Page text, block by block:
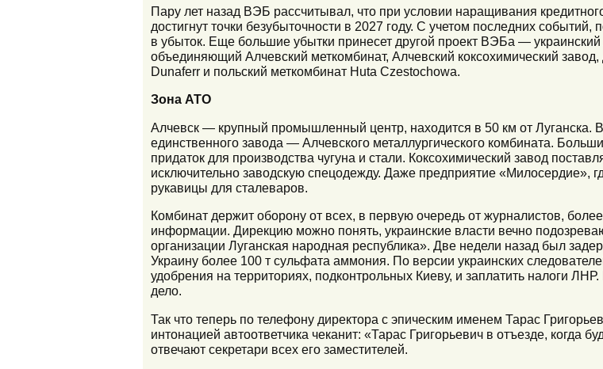
Пару лет назад ВЭБ рассчитывал, что при условии наращивания
достигнут точки безубыточности в 2027 году. С учетом последних
в убыток. Еще большие убытки принесет другой проект ВЭБа —
объединяющий Алчевский меткомбинат, Алчевский коксохимический
Dunaferr и польский меткомбинат Huta Czestochowa.
Зона АТО
Алчевск — крупный промышленный центр, находится в 50 км от Луганска.
единственного завода — Алчевского металлургического комбината.
придаток для производства чугуна и стали. Коксохимический завод
исключительно заводскую спецодежду. Даже предприятие «Милосердие»,
рукавицы для сталеваров.
Комбинат держит оборону от всех, в первую очередь от журналистов, более
информации. Дирекцию можно понять, украинские власти вечно
организации Луганская народная республика». Две недели назад был
Украину более 100 т сульфата аммония. По версии украинских
удобрения на территориях, подконтрольных Киеву, и заплатить налоги
дело.
Так что теперь по телефону директора с эпическим именем Тарас
интонацией автоответчика чеканит: «Тарас Григорьевич в отъезде, когда
отвечают секретари всех его заместителей.